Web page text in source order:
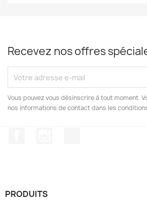
Recevez nos offres
Vous pouvez vous désinscrire à tout moment.
nos informations de contact dans les
PRODUITS